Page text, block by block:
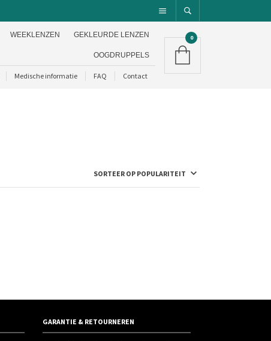
WEEKLENZEN GEKLEURDE LENZEN
OOGDRUPPELS
Medische informatie FAQ Contact
0
GARANTIE & RETOURNEREN